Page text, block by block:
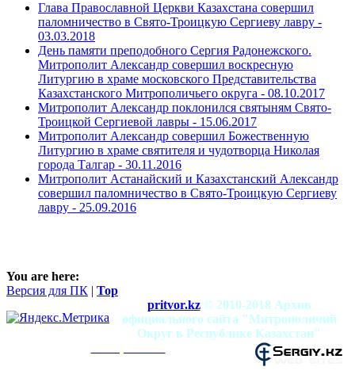
Глава Православной Церкви Казахстана совершил
паломничество в Свято-Троицкую Сергиеву лавру -
03.03.2018
День памяти преподобного Сергия Радонежского.
Митрополит Александр совершил воскресную
Литургию в храме московского Представительства
Казахстанского Митрополичьего округа - 08.10.2017
Митрополит Александр поклонился святыням Свято-
Троицкой Сергиевой лавры - 15.06.2017
Митрополит Александр совершил Божественную
Литургию в храме святителя и чудотворца Николая
города Талгар - 30.11.2016
Митрополит Астанайский и Казахстанский Александр
совершил паломничество в Свято-Троицкую Сергиеву
лавру - 25.09.2016
You are here:
Версия для ПК | Top
pritvor.kz © 2010-2018 Архив
официального сайта "Митрополичий
Округ в Республике Казахстан"